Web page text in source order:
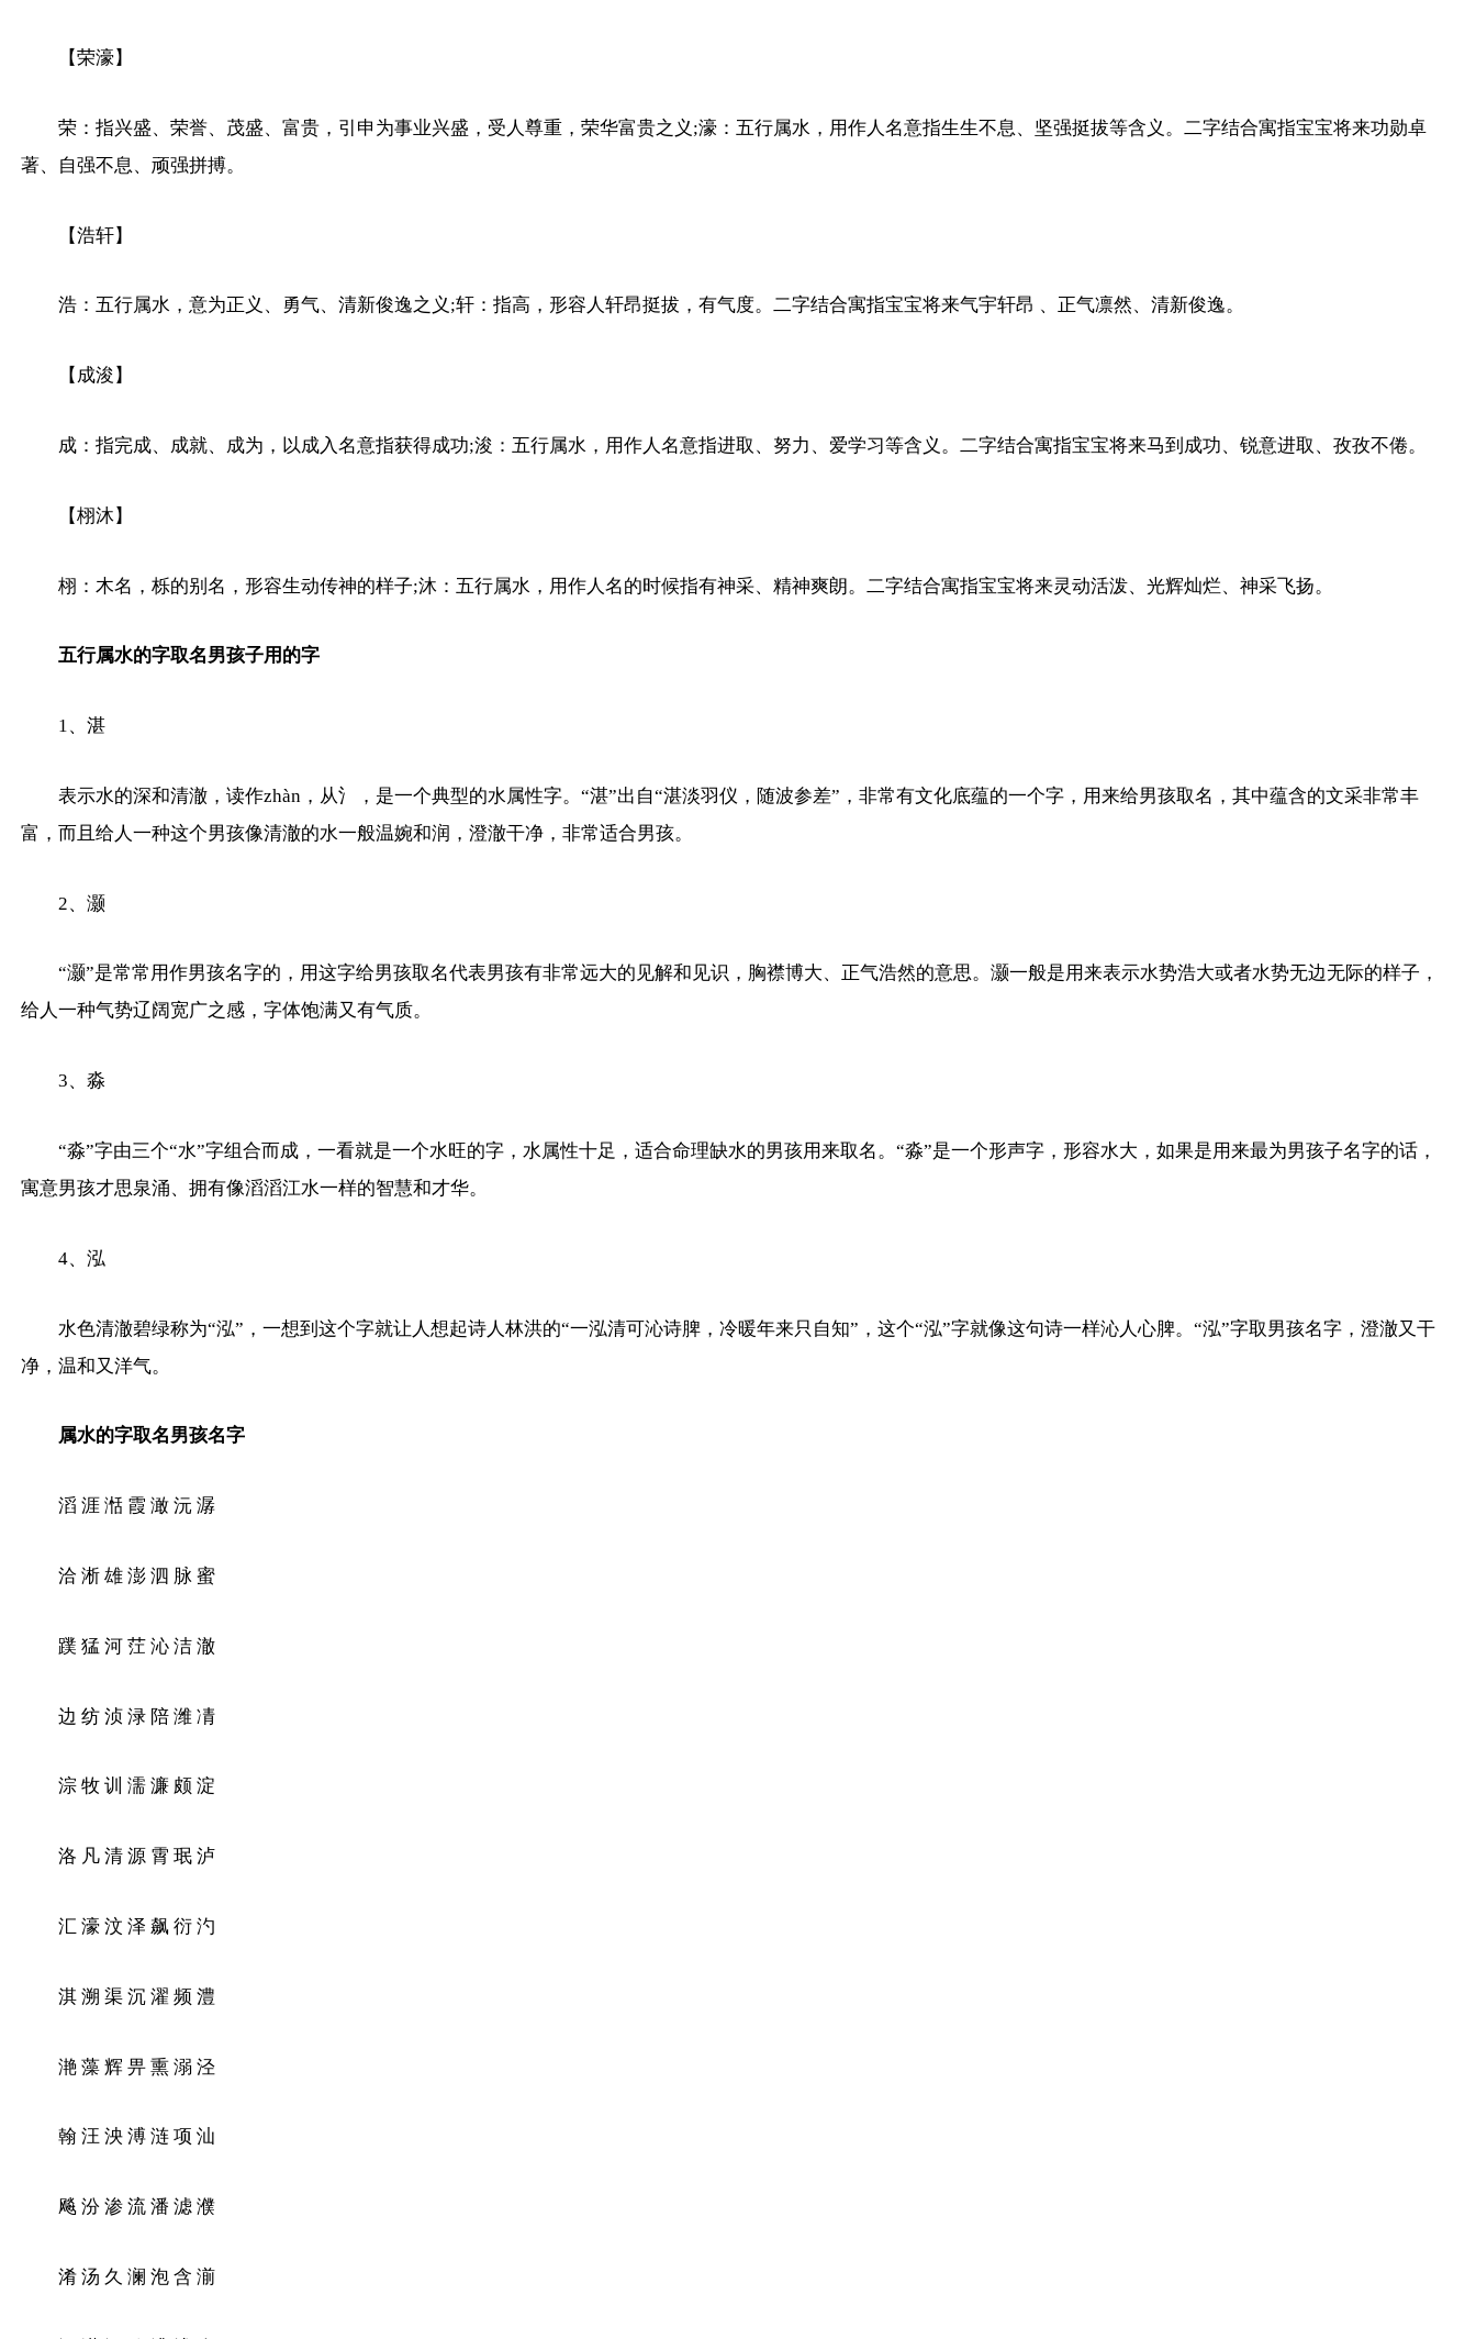
【荣濠】
荣：指兴盛、荣誉、茂盛、富贵，引申为事业兴盛，受人尊重，荣华富贵之义;濠：五行属水，用作人名意指生生不息、坚强挺拔等含义。二字结合寓指宝宝将来功勋卓
著、自强不息、顽强拼搏。
【浩轩】
浩：五行属水，意为正义、勇气、清新俊逸之义;轩：指高，形容人轩昂挺拔，有气度。二字结合寓指宝宝将来气宇轩昂 、正气凛然、清新俊逸。
【成浚】
成：指完成、成就、成为，以成入名意指获得成功;浚：五行属水，用作人名意指进取、努力、爱学习等含义。二字结合寓指宝宝将来马到成功、锐意进取、孜孜不倦。
【栩沐】
栩：木名，栎的别名，形容生动传神的样子;沐：五行属水，用作人名的时候指有神采、精神爽朗。二字结合寓指宝宝将来灵动活泼、光辉灿烂、神采飞扬。
五行属水的字取名男孩子用的字
1、湛
表示水的深和清澈，读作zhàn，从氵，是一个典型的水属性字。“湛”出自“湛淡羽仪，随波参差”，非常有文化底蕴的一个字，用来给男孩取名，其中蕴含的文采非常丰
富，而且给人一种这个男孩像清澈的水一般温婉和润，澄澈干净，非常适合男孩。
2、灏
“灏”是常常用作男孩名字的，用这字给男孩取名代表男孩有非常远大的见解和见识，胸襟博大、正气浩然的意思。灏一般是用来表示水势浩大或者水势无边无际的样子，
给人一种气势辽阔宽广之感，字体饱满又有气质。
3、淼
“淼”字由三个“水”字组合而成，一看就是一个水旺的字，水属性十足，适合命理缺水的男孩用来取名。“淼”是一个形声字，形容水大，如果是用来最为男孩子名字的话，
寓意男孩才思泉涌、拥有像滔滔江水一样的智慧和才华。
4、泓
水色清澈碧绿称为“泓”，一想到这个字就让人想起诗人林洪的“一泓清可沁诗脾，冷暖年来只自知”，这个“泓”字就像这句诗一样沁人心脾。“泓”字取男孩名字，澄澈又干
净，温和又洋气。
属水的字取名男孩名字
滔 涯 湉 霞 澉 沅 潺
洽 淅 雄 澎 泗 脉 蜜
蹼 猛 河 茳 沁 洁 澈
边 纺 浈 渌 陪 潍 凊
淙 牧 训 濡 濂 颇 淀
洛 凡 清 源 霄 珉 泸
汇 濠 汶 泽 飙 衍 汋
淇 溯 渠 沉 濯 频 澧
滟 藻 辉 畀 熏 溺 泾
翰 汪 泱 溥 涟 项 汕
飚 汾 渗 流 潘 滤 濮
淆 汤 久 澜 泡 含 湔